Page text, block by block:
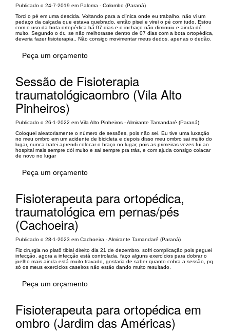
Publicado o 24-7-2019 em Paloma - Colombo (Paraná)
Torci o pé em uma descida. Voltando para a clínica onde eu trabalho, não vi um
pedaço da calçada que estava quebrado, então pisei e virei o pé com tudo. Estou
com o uso da bota ortopédica há 07 dias e o inchaço não diminuiu e ainda dó
muito. Segundo o dr., se não melhorasse dentro de 07 dias com a bota ortopédica,
deveria fazer fisioterapia.. Não consigo movimentar meus dedos, apenas o dedão.
Peça um orçamento
Sessão de Fisioterapia
traumatológicaombro (Vila Alto
Pinheiros)
Publicado o 26-1-2022 em Vila Alto Pinheiros - Almirante Tamandaré (Paraná)
Coloquei aleatoriamente o número de sessões, pois não sei. Eu tive uma luxação
no meu ombro em um acidente de bicicleta e depois disso meu ombro sai muito do
lugar, nunca tratei aprendi colocar o braço no lugar, pois as primeiras vezes fui ao
hospital mais sempre dói muito e sai sempre pra trás, e com ajuda consigo colacar
de novo no lugar
Peça um orçamento
Fisioterapeuta para ortopédica,
traumatológica em pernas/pés
(Cachoeira)
Publicado o 28-1-2023 em Cachoeira - Almirante Tamandaré (Paraná)
Fiz cirurgia no platô tibial direito dia 21 de dezembro, sofri complicação pois peguei
infecção, agora a infecção está controlada, faço alguns exercícios para dobrar o
joelho mais ainda está muito travado, gostaria de saber quanto cobra a sessão, pq
só os meus exercícios caseiros não estão dando muito resultado.
Peça um orçamento
Fisioterapeuta para ortopédica em
ombro (Jardim das Américas)